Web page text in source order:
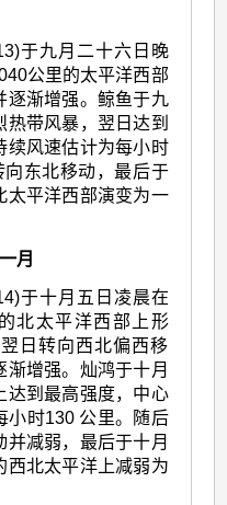
于九月二十六日晚
公里的太平洋西部
逐渐增强。鲸鱼于九
热带风暴，翌日达到
续风速估计为每小时
东北移动，最后于
太平洋西部演变为一
月
于十月五日凌晨在
北太平洋西部上形
日转向西北偏西移
增强。灿鸿于十月
达到最高强度，中心
小时130 公里。随后
减弱，最后于十月
西北太平洋上减弱为